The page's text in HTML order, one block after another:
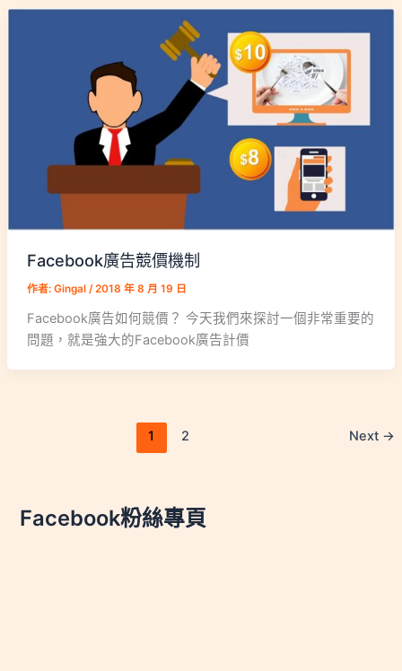
Facebook廣告競價機制
作者: Gingal /2018 年 8 月 19 日
Facebook廣告如何競價？ 今天我們來探討一個非常重要的
問題，就是強大的Facebook廣告計價
1 2 Next →
Facebook粉絲專頁